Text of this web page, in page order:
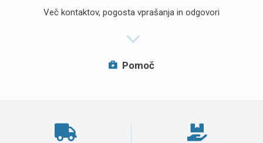
Več kontaktov, pogosta vprašanja in odgovori
Pomoč